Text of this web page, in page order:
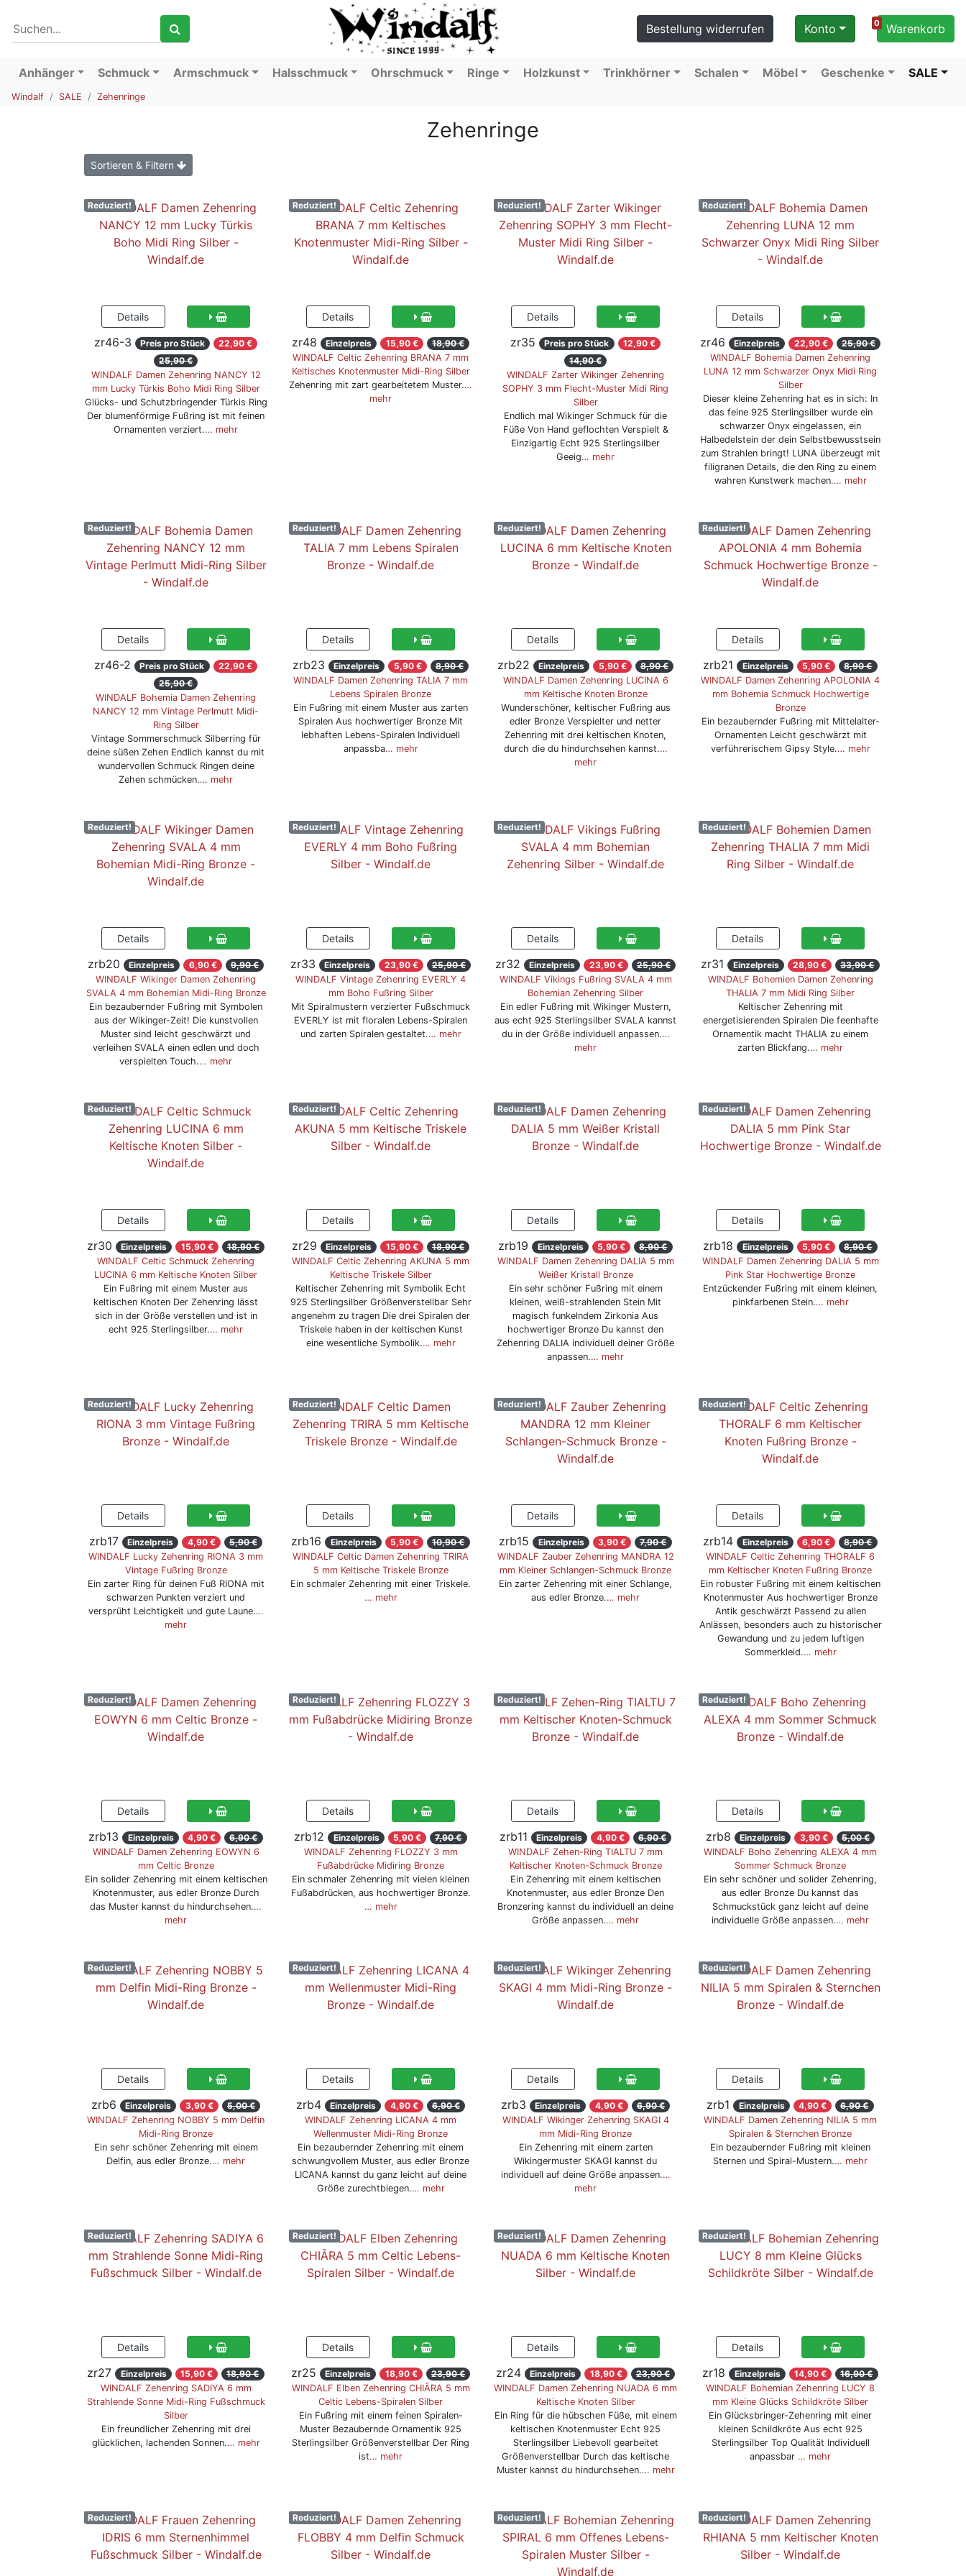
Bestellung widerrufen Konto 0 Warenkorb
Anhänger Schmuck Armschmuck Halsschmuck Ohrschmuck Ringe Holzkunst Trinkhörner Schalen Möbel Geschenke SALE
Windalf SALE Zehenringe
Zehenringe
Sortieren & Filtern
Reduziert!
zr46-3 Preis pro Stück
22,90 €
25,90 €
WINDALF Damen Zehenring NANCY 12
mm Lucky Türkis Boho Midi Ring Silber
Glücks- und Schutzbringender Türkis Ring
Der blumenförmige Fußring ist mit feinen
Ornamenten verziert.… mehr
Reduziert!
zr48 Einzelpreis 15,90 €
18,90 €
WINDALF Celtic Zehenring BRANA 7 mm
Keltisches Knotenmuster Midi-Ring Silber
Zehenring mit zart gearbeitetem Muster.…
mehr
Reduziert!
zr35 Preis pro Stück
12,90 €
14,90 €
WINDALF Zarter Wikinger Zehenring
SOPHY 3 mm Flecht-Muster Midi Ring
Silber
Endlich mal Wikinger Schmuck für die
Füße Von Hand geflochten Verspielt &
Einzigartig Echt 925 Sterlingsilber
Geeig… mehr
Reduziert!
zr46 Einzelpreis 22,90 €
25,90 €
WINDALF Bohemia Damen Zehenring
LUNA 12 mm Schwarzer Onyx Midi Ring
Silber
Dieser kleine Zehenring hat es in sich: In
das feine 925 Sterlingsilber wurde ein
schwarzer Onyx eingelassen, ein
Halbedelstein der dein Selbstbewusstsein
zum Strahlen bringt! LUNA überzeugt mit
filigranen Details, die den Ring zu einem
wahren Kunstwerk machen.… mehr
Reduziert!
zr46-2 Preis pro Stück
22,90 €
25,90 €
WINDALF Bohemia Damen Zehenring
NANCY 12 mm Vintage Perlmutt Midi-
Ring Silber
Vintage Sommerschmuck Silberring für
deine süßen Zehen Endlich kannst du mit
wundervollen Schmuck Ringen deine
Zehen schmücken.… mehr
Reduziert!
zrb23 Einzelpreis 5,90 €
8,90 €
WINDALF Damen Zehenring TALIA 7 mm
Lebens Spiralen Bronze
Ein Fußring mit einem Muster aus zarten
Spiralen Aus hochwertiger Bronze Mit
lebhaften Lebens-Spiralen Individuell
anpassba… mehr
Reduziert!
zrb22 Einzelpreis 5,90 €
8,90 €
WINDALF Damen Zehenring LUCINA 6
mm Keltische Knoten Bronze
Wunderschöner, keltischer Fußring aus
edler Bronze Verspielter und netter
Zehenring mit drei keltischen Knoten,
durch die du hindurchsehen kannst.…
mehr
Reduziert!
zrb21 Einzelpreis 5,90 €
8,90 €
WINDALF Damen Zehenring APOLONIA 4
mm Bohemia Schmuck Hochwertige
Bronze
Ein bezaubernder Fußring mit Mittelalter-
Ornamenten Leicht geschwärzt mit
verführerischem Gipsy Style.… mehr
Reduziert!
zrb20 Einzelpreis 6,90 €
9,90 €
WINDALF Wikinger Damen Zehenring
SVALA 4 mm Bohemian Midi-Ring Bronze
Ein bezaubernder Fußring mit Symbolen
aus der Wikinger-Zeit! Die kunstvollen
Muster sind leicht geschwärzt und
verleihen SVALA einen edlen und doch
verspielten Touch.… mehr
Reduziert!
zr33 Einzelpreis 23,90 €
25,90 €
WINDALF Vintage Zehenring EVERLY 4
mm Boho Fußring Silber
Mit Spiralmustern verzierter Fußschmuck
EVERLY ist mit floralen Lebens-Spiralen
und zarten Spiralen gestaltet.… mehr
Reduziert!
zr32 Einzelpreis 23,90 €
25,90 €
WINDALF Vikings Fußring SVALA 4 mm
Bohemian Zehenring Silber
Ein edler Fußring mit Wikinger Mustern,
aus echt 925 Sterlingsilber SVALA kannst
du in der Größe individuell anpassen.…
mehr
Reduziert!
zr31 Einzelpreis 28,90 €
33,90 €
WINDALF Bohemien Damen Zehenring
THALIA 7 mm Midi Ring Silber
Keltischer Zehenring mit
energetisierenden Spiralen Die feenhafte
Ornamentik macht THALIA zu einem
zarten Blickfang.… mehr
Reduziert!
zr30 Einzelpreis 15,90 €
18,90 €
WINDALF Celtic Schmuck Zehenring
LUCINA 6 mm Keltische Knoten Silber
Ein Fußring mit einem Muster aus
keltischen Knoten Der Zehenring lässt
sich in der Größe verstellen und ist in
echt 925 Sterlingsilber.… mehr
Reduziert!
zr29 Einzelpreis 15,90 €
18,90 €
WINDALF Celtic Zehenring AKUNA 5 mm
Keltische Triskele Silber
Keltischer Zehenring mit Symbolik Echt
925 Sterlingsilber Größenverstellbar Sehr
angenehm zu tragen Die drei Spiralen der
Triskele haben in der keltischen Kunst
eine wesentliche Symbolik.… mehr
Reduziert!
zrb19 Einzelpreis 5,90 €
8,90 €
WINDALF Damen Zehenring DALIA 5 mm
Weißer Kristall Bronze
Ein sehr schöner Fußring mit einem
kleinen, weiß-strahlenden Stein Mit
magisch funkelndem Zirkonia Aus
hochwertiger Bronze Du kannst den
Zehenring DALIA individuell deiner Größe
anpassen.… mehr
Reduziert!
zrb18 Einzelpreis 5,90 €
8,90 €
WINDALF Damen Zehenring DALIA 5 mm
Pink Star Hochwertige Bronze
Entzückender Fußring mit einem kleinen,
pinkfarbenen Stein.… mehr
Reduziert!
zrb17 Einzelpreis 4,90 €
5,90 €
WINDALF Lucky Zehenring RIONA 3 mm
Vintage Fußring Bronze
Ein zarter Ring für deinen Fuß RIONA mit
schwarzen Punkten verziert und
versprüht Leichtigkeit und gute Laune.…
mehr
Reduziert!
zrb16 Einzelpreis 5,90 €
10,90 €
WINDALF Celtic Damen Zehenring TRIRA
5 mm Keltische Triskele Bronze
Ein schmaler Zehenring mit einer Triskele.
… mehr
Reduziert!
zrb15 Einzelpreis 3,90 €
7,90 €
WINDALF Zauber Zehenring MANDRA 12
mm Kleiner Schlangen-Schmuck Bronze
Ein zarter Zehenring mit einer Schlange,
aus edler Bronze.… mehr
Reduziert!
zrb14 Einzelpreis 6,90 €
8,90 €
WINDALF Celtic Zehenring THORALF 6
mm Keltischer Knoten Fußring Bronze
Ein robuster Fußring mit einem keltischen
Knotenmuster Aus hochwertiger Bronze
Antik geschwärzt Passend zu allen
Anlässen, besonders auch zu historischer
Gewandung und zu jedem luftigen
Sommerkleid.… mehr
Reduziert!
zrb13 Einzelpreis 4,90 €
6,90 €
WINDALF Damen Zehenring EOWYN 6
mm Celtic Bronze
Ein solider Zehenring mit einem keltischen
Knotenmuster, aus edler Bronze Durch
das Muster kannst du hindurchsehen.…
mehr
Reduziert!
zrb12 Einzelpreis 5,90 €
7,90 €
WINDALF Zehenring FLOZZY 3 mm
Fußabdrücke Midiring Bronze
Ein schmaler Zehenring mit vielen kleinen
Fußabdrücken, aus hochwertiger Bronze.
… mehr
Reduziert!
zrb11 Einzelpreis 4,90 €
6,90 €
WINDALF Zehen-Ring TIALTU 7 mm
Keltischer Knoten-Schmuck Bronze
Ein Zehenring mit einem keltischen
Knotenmuster, aus edler Bronze Den
Bronzering kannst du individuell an deine
Größe anpassen.… mehr
Reduziert!
zrb8 Einzelpreis 3,90 €
5,00 €
WINDALF Boho Zehenring ALEXA 4 mm
Sommer Schmuck Bronze
Ein sehr schöner und solider Zehenring,
aus edler Bronze Du kannst das
Schmuckstück ganz leicht auf deine
individuelle Größe anpassen.… mehr
Reduziert!
zrb6 Einzelpreis 3,90 €
5,00 €
WINDALF Zehenring NOBBY 5 mm Delfin
Midi-Ring Bronze
Ein sehr schöner Zehenring mit einem
Delfin, aus edler Bronze.… mehr
Reduziert!
zrb4 Einzelpreis 4,90 €
6,90 €
WINDALF Zehenring LICANA 4 mm
Wellenmuster Midi-Ring Bronze
Ein bezaubernder Zehenring mit einem
schwungvollem Muster, aus edler Bronze
LICANA kannst du ganz leicht auf deine
Größe zurechtbiegen.… mehr
Reduziert!
zrb3 Einzelpreis 4,90 €
6,90 €
WINDALF Wikinger Zehenring SKAGI 4
mm Midi-Ring Bronze
Ein Zehenring mit einem zarten
Wikingermuster SKAGI kannst du
individuell auf deine Größe anpassen.…
mehr
Reduziert!
zrb1 Einzelpreis 4,90 €
6,90 €
WINDALF Damen Zehenring NILIA 5 mm
Spiralen & Sternchen Bronze
Ein bezaubernder Fußring mit kleinen
Sternen und Spiral-Mustern.… mehr
Reduziert!
zr27 Einzelpreis 15,90 €
18,90 €
WINDALF Zehenring SADIYA 6 mm
Strahlende Sonne Midi-Ring Fußschmuck
Silber
Ein freundlicher Zehenring mit drei
glücklichen, lachenden Sonnen.… mehr
Reduziert!
zr25 Einzelpreis 18,90 €
23,90 €
WINDALF Elben Zehenring CHIÂRA 5 mm
Celtic Lebens-Spiralen Silber
Ein Fußring mit einem feinen Spiralen-
Muster Bezaubernde Ornamentik 925
Sterlingsilber Größenverstellbar Der Ring
ist… mehr
Reduziert!
zr24 Einzelpreis 18,90 €
23,90 €
WINDALF Damen Zehenring NUADA 6 mm
Keltische Knoten Silber
Ein Ring für die hübschen Füße, mit einem
keltischen Knotenmuster Echt 925
Sterlingsilber Liebevoll gearbeitet
Größenverstellbar Durch das keltische
Muster kannst du hindurchsehen.… mehr
Reduziert!
zr18 Einzelpreis 14,90 €
16,90 €
WINDALF Bohemian Zehenring LUCY 8
mm Kleine Glücks Schildkröte Silber
Ein Glücksbringer-Zehenring mit einer
kleinen Schildkröte Aus echt 925
Sterlingsilber Top Qualität Individuell
anpassbar … mehr
Reduziert! Reduziert! Reduziert! Reduziert!